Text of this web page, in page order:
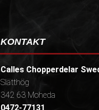
KONTAKT
Calles Chopperdelar
Slätthög
342 63 Moheda
0472-77131